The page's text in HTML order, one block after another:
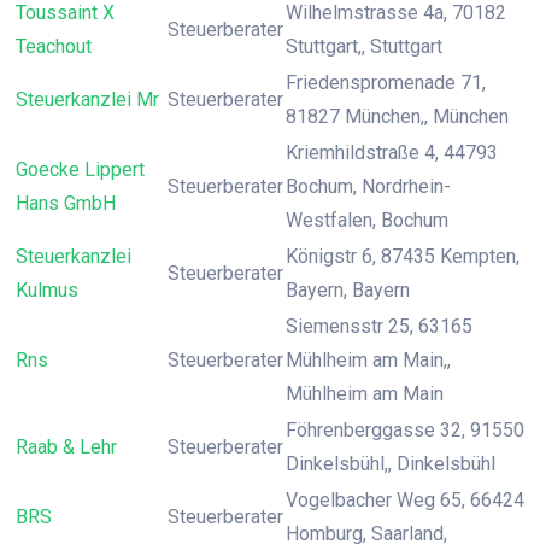
Toussaint X
Teachout
Steuerberater
Wilhelmstrasse 4a, 70182
Stuttgart,, Stuttgart
Steuerkanzlei Mr Steuerberater
Friedenspromenade 71,
81827 München,, München
Goecke Lippert
Hans GmbH
Steuerberater
Kriemhildstraße 4, 44793
Bochum, Nordrhein-
Westfalen, Bochum
Steuerkanzlei
Kulmus
Steuerberater
Königstr 6, 87435 Kempten,
Bayern, Bayern
Rns Steuerberater
Siemensstr 25, 63165
Mühlheim am Main,,
Mühlheim am Main
Raab & Lehr Steuerberater
Föhrenberggasse 32, 91550
Dinkelsbühl,, Dinkelsbühl
BRS Steuerberater
Vogelbacher Weg 65, 66424
Homburg, Saarland,